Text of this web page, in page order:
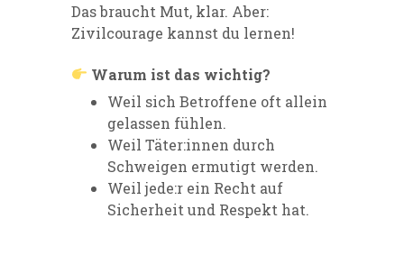
Das braucht Mut, klar. Aber:
Zivilcourage kannst du lernen!
Warum ist das wichtig?
Weil sich Betroffene oft allein
gelassen fühlen.
Weil Täter:innen durch
Schweigen ermutigt werden.
Weil jede:r ein Recht auf
Sicherheit und Respekt hat.